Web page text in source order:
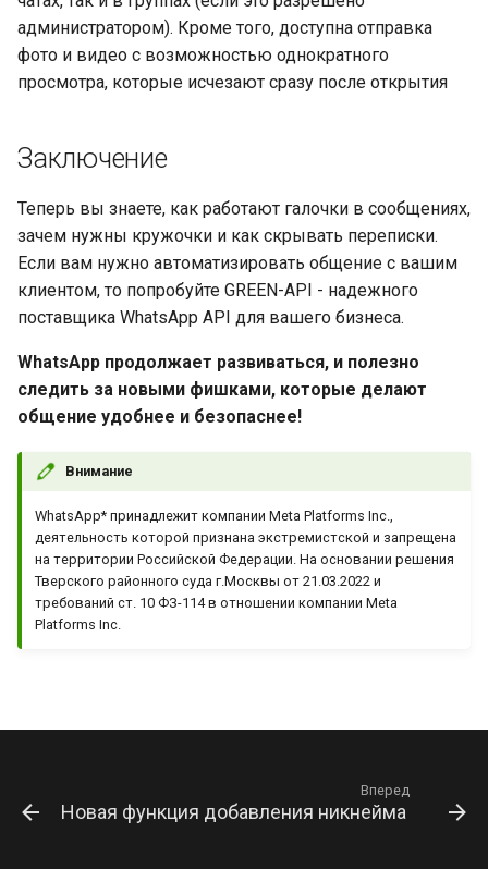
администратором). Кроме того, доступна отправка
фото и видео с возможностью однократного
просмотра, которые исчезают сразу после открытия
Заключение
Теперь вы знаете, как работают галочки в сообщениях,
зачем нужны кружочки и как скрывать переписки.
Если вам нужно автоматизировать общение с вашим
клиентом, то попробуйте GREEN-API - надежного
поставщика WhatsApp API для вашего бизнеса.
WhatsApp продолжает развиваться, и полезно
следить за новыми фишками, которые делают
общение удобнее и безопаснее!
Внимание
WhatsApp* принадлежит компании Meta Platforms Inc.,
деятельность которой признана экстремистской и запрещена
на территории Российской Федерации. На основании решения
Тверского районного суда г.Москвы от 21.03.2022 и
требований ст. 10 ФЗ-114 в отношении компании Meta
Platforms Inc.
Вперед
Новая функция добавления никнейма для